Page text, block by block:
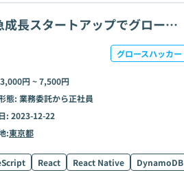
長スタートアップでグロース
グロースハッカー
円 ~ 7,500円
態: 業務委託から正社員
: 2023-12-22
:東京都
React React Native DynamoDB